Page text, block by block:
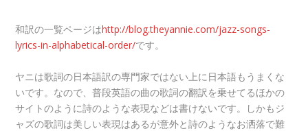
和訳の一覧ページはhttp://blog.theyannie.com/jazz-songs-
lyrics-in-alphabetical-order/です。
ヤニは歌詞の日本語訳の専門家ではない上に日本語もうまくな
いです。なので、普段英語の曲の歌詞の翻訳を乗せてるほかの
サイトのように詩のような表現などは書けないです。しかもジ
ャズの歌詞は美しい表現はあるが意外と詩のようなお洒落で難